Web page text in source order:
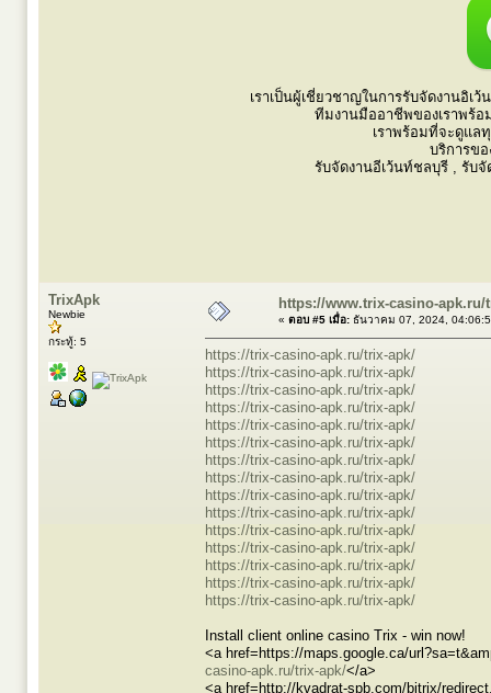
เราเป็นผู้เชี่ยวชาญในการรับจัดงานอิ
ทีมงานมืออาชีพของเราพร้อ
เราพร้อมที่จะดูแล
บริการข
รับจัดงานอีเว้นท์ชลบุรี , รับ
TrixApk
Newbie
กระทู้: 5
https://www.trix-casino-apk.ru/
« ตอบ #5 เมื่อ: ธันวาคม 07, 2024,
https://trix-casino-apk.ru/trix-apk/
https://trix-casino-apk.ru/trix-apk/
https://trix-casino-apk.ru/trix-apk/
https://trix-casino-apk.ru/trix-apk/
https://trix-casino-apk.ru/trix-apk/
https://trix-casino-apk.ru/trix-apk/
https://trix-casino-apk.ru/trix-apk/
https://trix-casino-apk.ru/trix-apk/
https://trix-casino-apk.ru/trix-apk/
https://trix-casino-apk.ru/trix-apk/
https://trix-casino-apk.ru/trix-apk/
https://trix-casino-apk.ru/trix-apk/
https://trix-casino-apk.ru/trix-apk/
https://trix-casino-apk.ru/trix-apk/
https://trix-casino-apk.ru/trix-apk/
Install client online casino Trix - win now!
<a href=https://maps.google.ca/
casino-apk.ru/trix-apk/</a>
<a href=http://kvadrat-spb.com/bitrix/